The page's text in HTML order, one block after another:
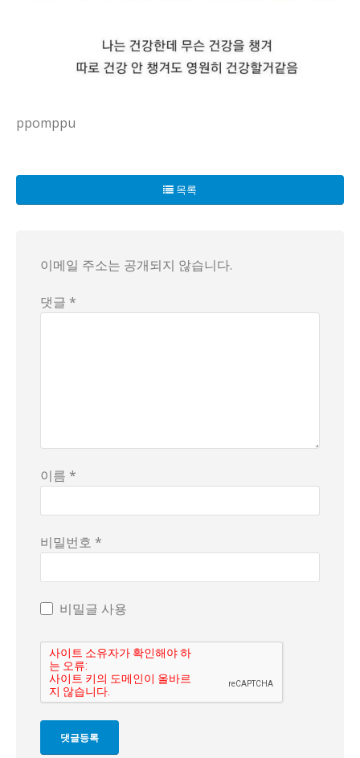
ppomppu
배경은 의외로 단정적이지 않아요. 건강을 챙기면 더 오래
결국 이 이야기는 단정 없이 끝나야 하는 이야기일 거예요.
목록
이메일 주소는 공개되지 않습니다.
댓글 *
이름 *
비밀번호 *
비밀글 사용